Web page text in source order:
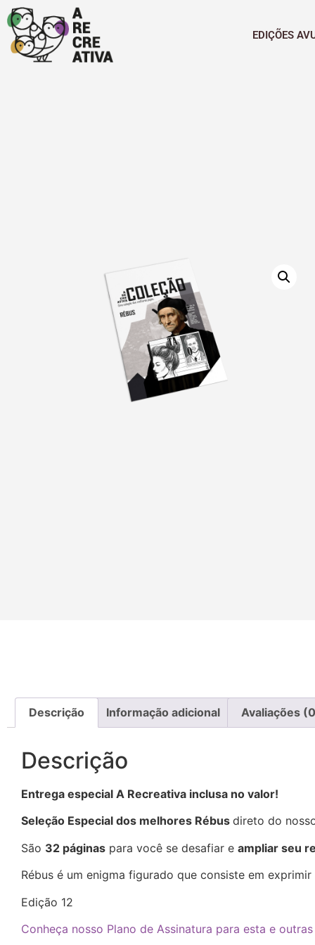
EDIÇÕES
Descrição Informação adicional Avaliações
Descrição
Entrega especial A Recreativa inclusa no valor!
Seleção Especial dos melhores Rébus direto do
São 32 páginas para você se desafiar e ampliar seu
Rébus é um enigma figurado que consiste em
Edição 12
Conheça nosso Plano de Assinatura para esta e